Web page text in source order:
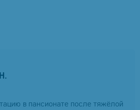
в пансионате после тяжёлой